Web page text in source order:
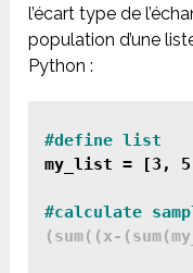
l’écart type de
population d’une
Python :
my_list = [3,
#calculate
(sum((x-